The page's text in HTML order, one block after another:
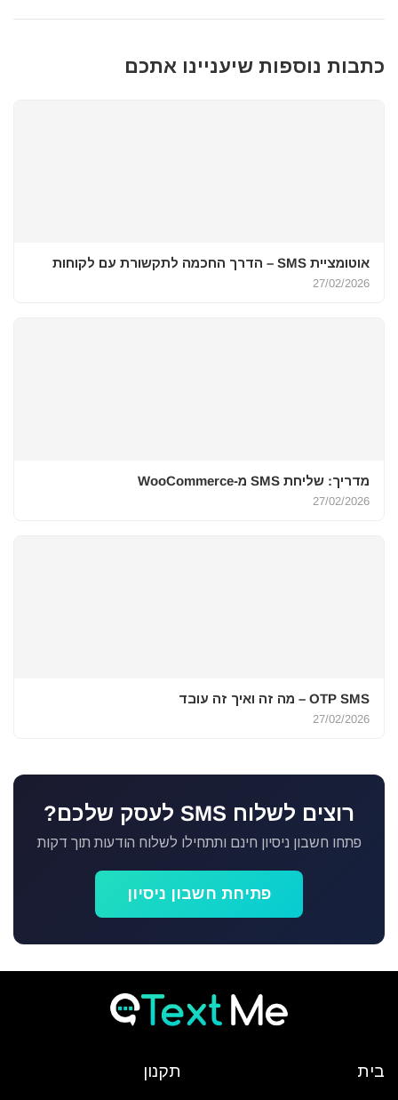
כתבות נוספות שיעניינו אתכם
אוטומציית SMS – הדרך החכמה לתקשורת עם לקוחות
27/02/2026
מדריך: שליחת SMS מ-WooCommerce
27/02/2026
OTP SMS – מה זה ואיך זה עובד
27/02/2026
רוצים לשלוח SMS לעסק שלכם?
פתחו חשבון ניסיון חינם ותתחילו לשלוח הודעות תוך דקות
פתיחת חשבון ניסיון
בית תקנון